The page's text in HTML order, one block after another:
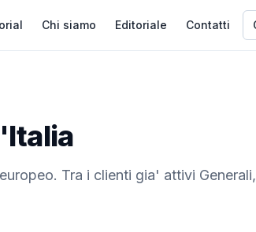
Chi siamo Editoriale Contatti
Tra i clienti gia' attivi Generali,